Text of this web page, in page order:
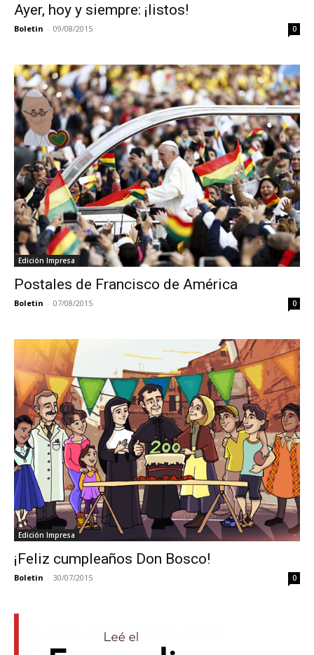
Ayer, hoy y siempre: ¡listos!
Boletin - 09/08/2015 0
Edición Impresa
Postales de Francisco de América
Boletin - 07/08/2015 0
Edición Impresa
¡Feliz cumpleaños Don Bosco!
Boletin - 30/07/2015 0